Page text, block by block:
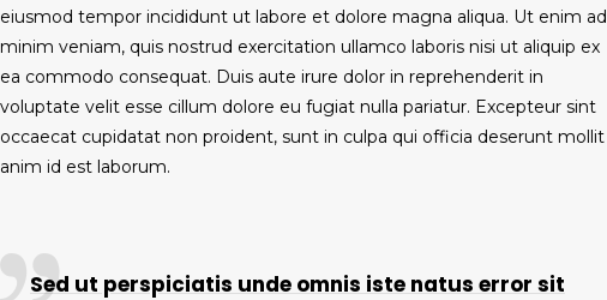
eiusmod tempor incididunt ut labore et dolore magna aliqua. Ut enim ad
minim veniam, quis nostrud exercitation ullamco laboris nisi ut aliquip ex
ea commodo consequat. Duis aute irure dolor in reprehenderit in
voluptate velit esse cillum dolore eu fugiat nulla pariatur. Excepteur sint
occaecat cupidatat non proident, sunt in culpa qui officia deserunt mollit
anim id est laborum.
Sed ut perspiciatis unde omnis iste natus error sit